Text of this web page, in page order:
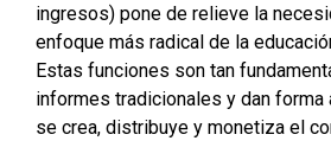
ingresos) pone de relieve la
enfoque más radical de la
Estas funciones son tan
informes tradicionales y dan forma
se crea, distribuye y monetiza el